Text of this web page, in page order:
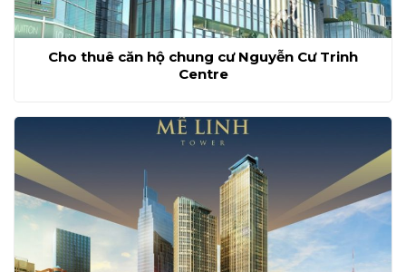
Cho thuê căn hộ chung cư Nguyễn Cư Trinh
Centre